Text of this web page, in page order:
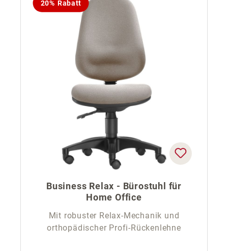
20% Rabatt
Business Relax - Bürostuhl für
Home Office
Mit robuster Relax-Mechanik und
orthopädischer Profi-Rückenlehne